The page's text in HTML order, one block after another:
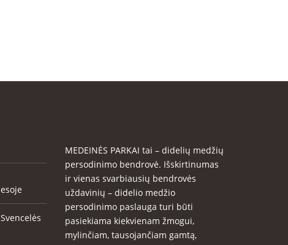
MEDEINĖS PARKAI tai – didelių medžių
persodinimo bendrovė. Išskirtinumas
ir vienas svarbiausių bendrovės
uždavinių – didelio medžio
persodinimo paslauga turi būti
pasiekiama kiekvienam žmogui,
mylinčiam, tausojančiam gamtą,